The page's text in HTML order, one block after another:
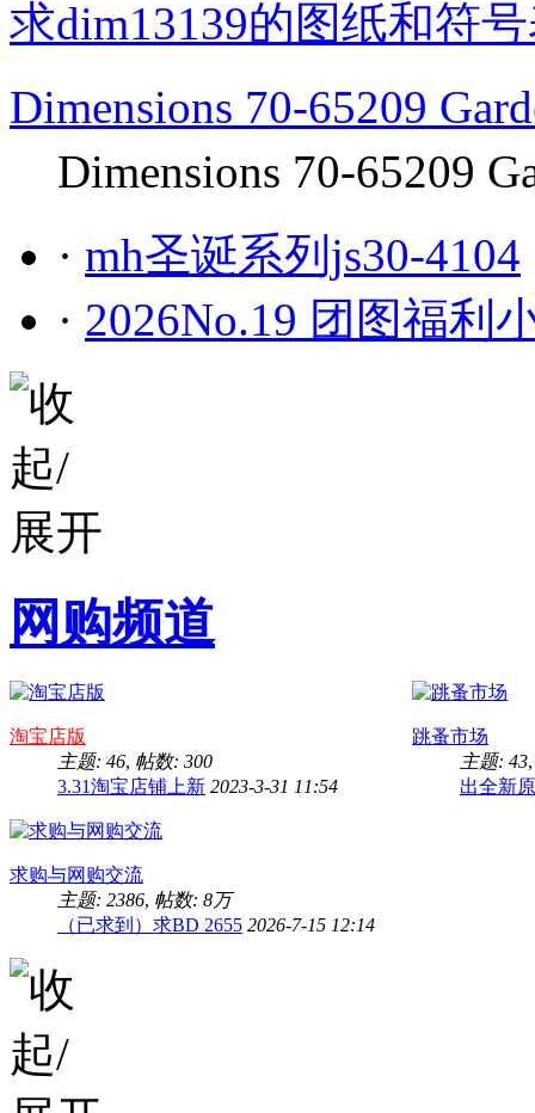
求dim13139的图纸和符
Dimensions 70-65209
Dimensions 70-65209
· mh圣诞系列js30-4104
· 2026No.19 团图福利
网购频道
淘宝店版
主题: 46, 帖数: 300
3.31淘宝店铺上新 2023-3-31 11:54
跳蚤市场
主题: 43
出全新
求购与网购交流
主题: 2386, 帖数: 8万
（已求到）求BD 2655 2026-7-15 12:14